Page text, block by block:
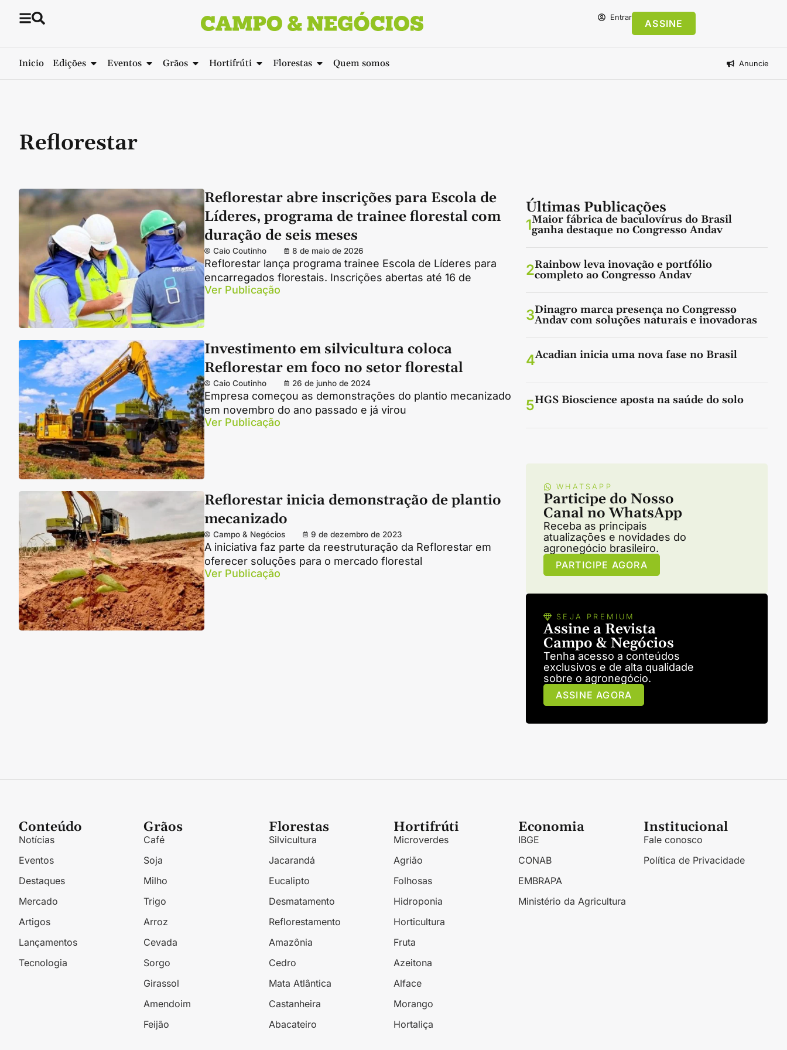
Entrar
ASSINE
Inicio Edições Eventos Grãos Hortifrúti Florestas Quem somos Anuncie
Reflorestar
Reflorestar abre inscrições para Escola de
Líderes, programa de trainee florestal com
duração de seis meses
Caio Coutinho 8 de maio de 2026
Reflorestar lança programa trainee Escola de Líderes para
encarregados florestais. Inscrições abertas até 16 de
Ver Publicação
Investimento em silvicultura coloca
Reflorestar em foco no setor florestal
Caio Coutinho 26 de junho de 2024
Empresa começou as demonstrações do plantio mecanizado
em novembro do ano passado e já virou
Ver Publicação
Reflorestar inicia demonstração de plantio
mecanizado
Campo & Negócios 9 de dezembro de 2023
A iniciativa faz parte da reestruturação da Reflorestar em
oferecer soluções para o mercado florestal
Ver Publicação
Últimas Publicações
1Maior fábrica de baculovírus do Brasil
ganha destaque no Congresso Andav
2Rainbow leva inovação e portfólio
completo ao Congresso Andav
3Dinagro marca presença no Congresso
Andav com soluções naturais e inovadoras
4Acadian inicia uma nova fase no Brasil
5HGS Bioscience aposta na saúde do solo
WHATSAPP
Participe do Nosso
Canal no WhatsApp
Receba as principais
atualizações e novidades do
agronegócio brasileiro.
PARTICIPE AGORA
SEJA PREMIUM
Assine a Revista
Campo & Negócios
Tenha acesso a conteúdos
exclusivos e de alta qualidade
sobre o agronegócio.
ASSINE AGORA
Conteúdo
Notícias
Eventos
Destaques
Mercado
Artigos
Lançamentos
Tecnologia
Grãos
Café
Soja
Milho
Trigo
Arroz
Cevada
Sorgo
Girassol
Amendoim
Feijão
Florestas
Silvicultura
Jacarandá
Eucalipto
Desmatamento
Reflorestamento
Amazônia
Cedro
Mata Atlântica
Castanheira
Abacateiro
Hortifrúti
Microverdes
Agrião
Folhosas
Hidroponia
Horticultura
Fruta
Azeitona
Alface
Morango
Hortaliça
Economia
IBGE
CONAB
EMBRAPA
Ministério da Agricultura
Institucional
Fale conosco
Política de Privacidade